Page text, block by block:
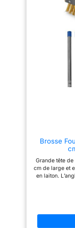
de farine de
Leur manche long
rester à distance
du four à pizza
Couteau Pizza: A la
d'une roulette
confortable pour
garder une prise
cutter Brosse pour
démontable:La
à pizza de 22
convient à la
pizza. Il y a un
inoxydable sur le
brosse à four à
alimentaires
nettoyer et à
couteaux à pizza
Brosse
Grande tête
cm de large et
en laiton.
pizza et
Le manche
optimale et